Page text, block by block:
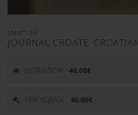
Lot n° : 53
JOURNAL CROATE.
ESTIMATION : 40.00€
PRIX ADJUGÉ : 40.00€